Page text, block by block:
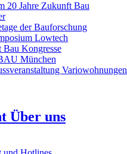
20 Jahre Zukunft Bau
der Bauforschung
Lowtech
Bau Kongresse
München
Variowohnungen
Über uns